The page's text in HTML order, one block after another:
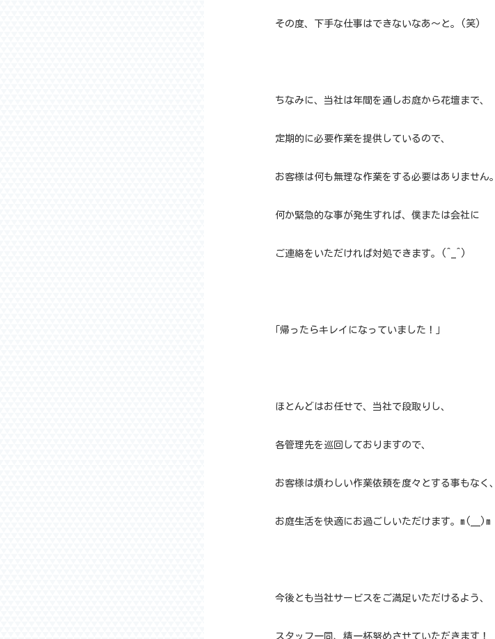
その度、下手な仕事はできないなあ～と。(笑)
ちなみに、当社は年間を通しお庭から花壇まで、
定期的に必要作業を提供しているので、
お客様は何も無理な作業をする必要はありません。
何か緊急的な事が発生すれば、僕または会社に
ご連絡をいただければ対処できます。(^_^)
｢帰ったらキレイになっていました！｣
ほとんどはお任せで、当社で段取りし、
各管理先を巡回しておりますので、
お客様は煩わしい作業依頼を度々とする事もなく、
お庭生活を快適にお過ごしいただけます。m(__)m
今後とも当社サービスをご満足いただけるよう、
スタッフ一同、精一杯努めさせていただきます！